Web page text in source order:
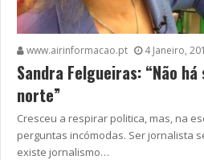
www.airinformacao.pt 4 Janeiro,
Sandra Felgueiras: “Não
norte”
Cresceu a respirar politica, mas, na
perguntas incómodas. Ser jornalista
existe jornalismo…